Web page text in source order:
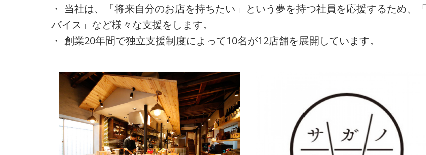
・ 当社は、「将来自分のお店を持ちたい」という夢を持つ社員を応援するため、
バイス」など様々な支援をします。
・ 創業20年間で独立支援制度によって10名が12店舗を展開しています。